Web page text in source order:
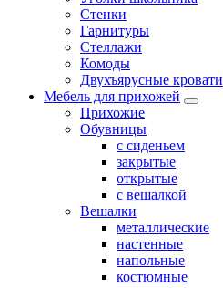
Стенки
Гарнитуры
Стеллажи
Комоды
Двухъярусные кровати
Мебель для прихожей
Прихожие
Обувницы
с сиденьем
закрытые
открытые
с вешалкой
Вешалки
металлические
настенные
напольные
костюмные